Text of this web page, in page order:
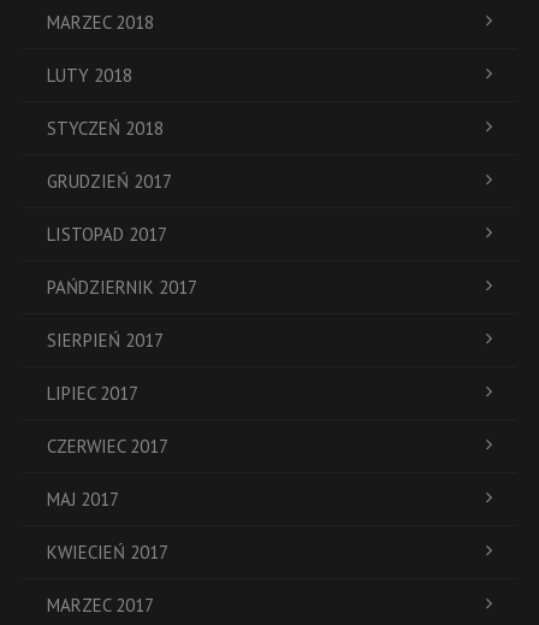
MARZEC 2018
LUTY 2018
STYCZEŃ 2018
GRUDZIEŃ 2017
LISTOPAD 2017
PAŃDZIERNIK 2017
SIERPIEŃ 2017
LIPIEC 2017
CZERWIEC 2017
MAJ 2017
KWIECIEŃ 2017
MARZEC 2017